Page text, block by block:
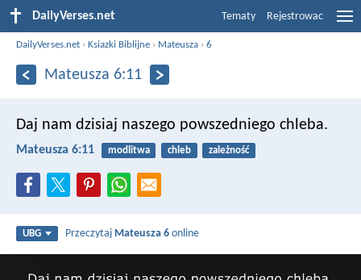
DailyVerses.net Tematy Rejestrowac
DailyVerses.net ›Ksiazki Biblijne › Mateusza ›6
Mateusza 6:11
Daj nam dzisiaj naszego powszedniego chleba.
Mateusza 6:11 modlitwa chleb zależność
UBG Przeczytaj Mateusza 6 online